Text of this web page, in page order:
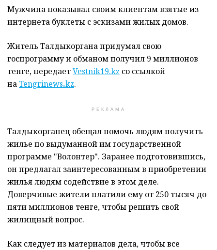
Мужчина показывал своим клиентам взятые из
интернета буклеты с эскизами жилых домов.
Житель Талдыкоргана придумал свою
госпрограмму и обманом получил 9 миллионов
тенге, передаетVestnik19.kz со ссылкой
наTengrinews.kz.
РЕКЛАМА
Талдыкорганец обещал помочь людям получить
жилье по выдуманной им государственной
программе "Волонтер". Заранее подготовившись,
он предлагал заинтересованным в приобретении
жилья людям содействие в этом деле.
Доверчивые жители платили ему от 250 тысяч до
пяти миллионов тенге, чтобы решить свой
жилищный вопрос.
Как следует из материалов дела, чтобы все